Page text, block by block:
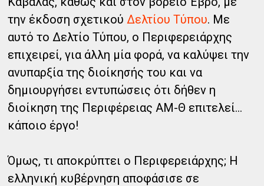
την έκδοση σχετικούΔελτίου Τύπου. Με
αυτό το Δελτίο Τύπου, ο Περιφερειάρχης
επιχειρεί, για άλλη μία φορά, να καλύψει την
ανυπαρξία της διοίκησής του και να
δημιουργήσει εντυπώσεις ότι δήθεν η
διοίκηση της Περιφέρειας ΑΜ-Θ επιτελεί…
κάποιο έργο!
Όμως, τι αποκρύπτει ο Περιφερειάρχης; Η
ελληνική κυβέρνηση αποφάσισε σε